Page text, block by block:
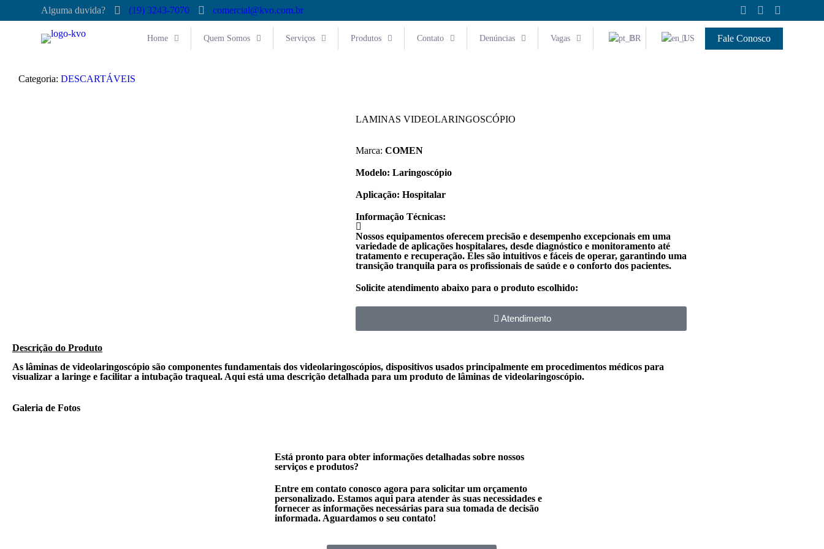
Alguma duvida? (19) 3243-7070 comercial@kvo.com.br
Home Quem Somos Serviços Produtos Contato Denúncias Vagas Fale Conosco
Categoria: DESCARTÁVEIS
LAMINAS VIDEOLARINGOSCÓPIO
Marca: COMEN
Modelo: Laringoscópio
Aplicação: Hospitalar
Informação Técnicas:
Nossos equipamentos oferecem precisão e desempenho excepcionais em uma
variedade de aplicações hospitalares, desde diagnóstico e monitoramento até
tratamento e recuperação. Eles são intuitivos e fáceis de operar, garantindo uma
transição tranquila para os profissionais de saúde e o conforto dos pacientes.
Solicite atendimento abaixo para o produto escolhido:
Atendimento
Descrição do Produto​
As lâminas de videolaringoscópio são componentes fundamentais dos videolaringoscópios, dispositivos usados principalmente em procedimentos médicos para
visualizar a laringe e facilitar a intubação traqueal. Aqui está uma descrição detalhada para um produto de lâminas de videolaringoscópio.
Galeria de Fotos
Está pronto para obter informações detalhadas sobre nossos
serviços e produtos?
Entre em contato conosco agora para solicitar um orçamento
personalizado. Estamos aqui para atender às suas necessidades e
fornecer as informações necessárias para sua tomada de decisão
informada. Aguardamos o seu contato!